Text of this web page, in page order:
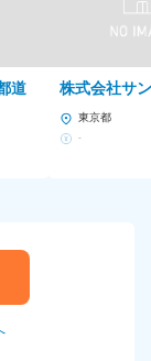
道
株式会社サ
東京都
-